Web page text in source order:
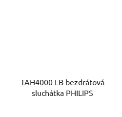
TAH4000 LB bezdrátová
sluchátka PHILIPS